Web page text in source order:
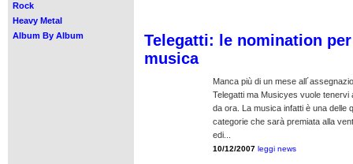
Rock
Heavy Metal
Album By Album
Telegatti: le nomination
musica
Manca più di un mese
Telegatti ma Musicyes vuole tenervi
da ora. La musica infatti è una delle
categorie che sarà premiata alla
edi...
10/12/2007 leggi news